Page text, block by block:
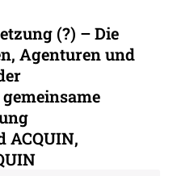
(?) – Die
Agenturen und